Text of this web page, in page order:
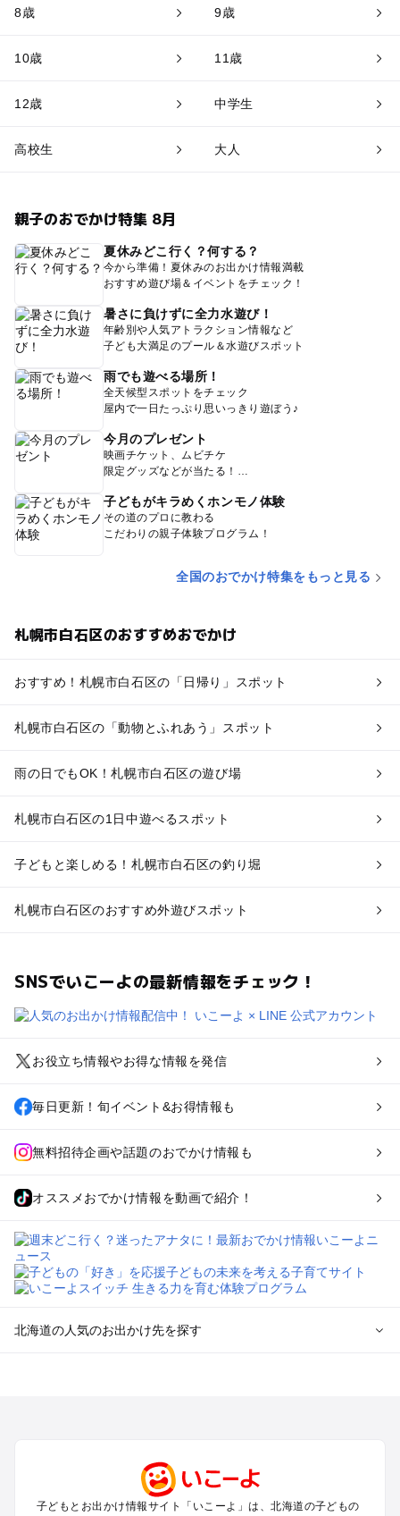
8歳 9歳
10歳 11歳
12歳 中学生
高校生 大人
親子のおでかけ特集 8月
夏休みどこ行く？何する？
今から準備！夏休みのお出かけ情報満載
おすすめ遊び場＆イベントをチェック！
暑さに負けずに全力水遊び！
年齢別や人気アトラクション情報など
子ども大満足のプール＆水遊びスポット
雨でも遊べる場所！
全天候型スポットをチェック
屋内で一日たっぷり思いっきり遊ぼう♪
今月のプレゼント
映画チケット、ムビチケ
限定グッズなどが当たる！
子どもがキラめくホンモノ体験
その道のプロに教わる
こだわりの親子体験プログラム！
全国のおでかけ特集をもっと見る
札幌市白石区のおすすめおでかけ
おすすめ！札幌市白石区の「日帰り」スポット
札幌市白石区の「動物とふれあう」スポット
雨の日でもOK！札幌市白石区の遊び場
札幌市白石区の1日中遊べるスポット
子どもと楽しめる！札幌市白石区の釣り堀
札幌市白石区のおすすめ外遊びスポット
SNSでいこーよの最新情報をチェック！
お役立ち情報やお得な情報を発信
毎日更新！旬イベント&お得情報も
無料招待企画や話題のおでかけ情報も
オススメおでかけ情報を動画で紹介！
北海道の人気のお出かけ先を探す
函館・湯の川温泉・大沼・松前のプールお出かけ
帯広・十勝・サホロ・狩勝高原のプールお出かけ
子どもとお出かけ情報サイト「いこーよ」は、北海道の子どもの